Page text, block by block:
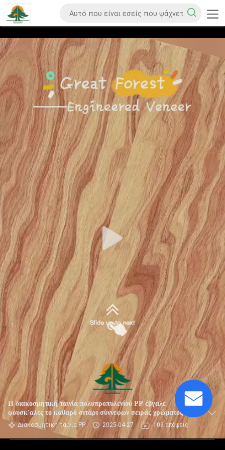
Η διακοσμητική ταινία πολυπροπυλενίου PP έβγαλε
φουσκ'αλες το καθαρό σιτάρι σύννεφων σειράς χρώματος
Διακοσμητική ταινία PP 2025-04-27 109 απόψεις